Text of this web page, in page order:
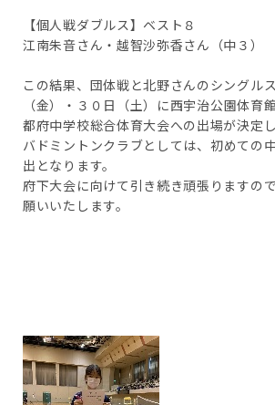
【個人戦ダブルス】ベスト８
江南朱音さん・越智沙弥香さん（中３）
この結果、団体戦と北野さんのシングル
（金）・ ３０日（土）に西宇治公園体育
都府中学校総合体育大会への出場が決定し
バドミントンクラブとしては、 初めての
出となります。
府下大会に向けて引き続き頑張りますので
願いいたします。